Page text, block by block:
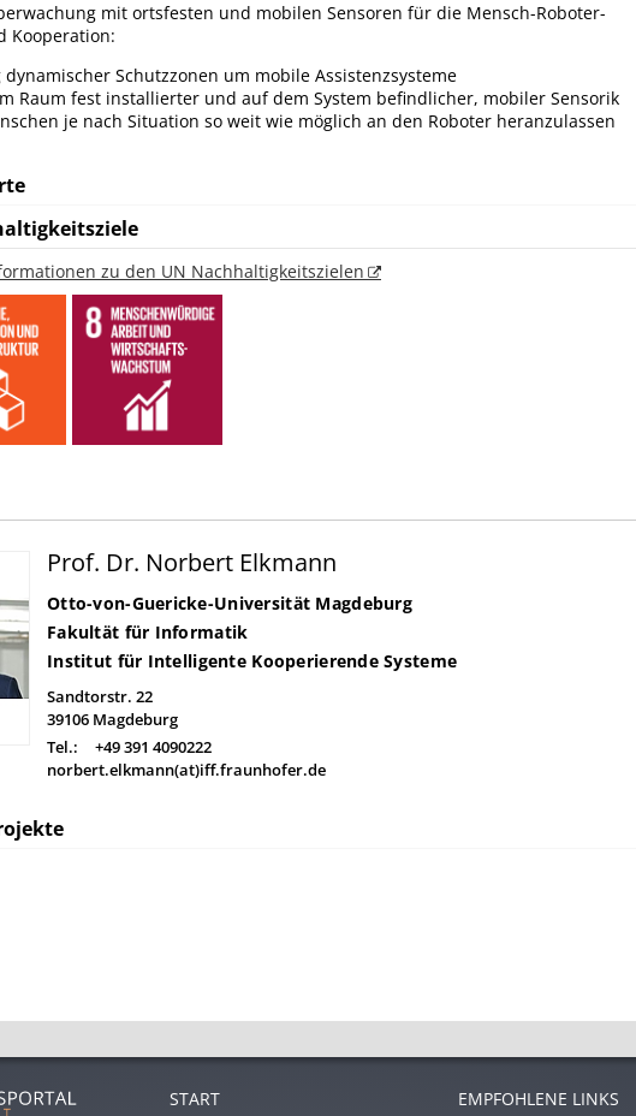
mit ortsfesten und mobilen Sensoren für die Mensch-Roboter-
Kooperation:
Schutzzonen um mobile Assistenzsysteme
Raum fest installierter und auf dem System befindlicher, mobiler Sensorik
je nach Situation so weit wie möglich an den Roboter heranzulassen
zu den UN Nachhaltigkeitszielen
Prof. Dr. Norbert Elkmann
Otto-von-Guericke-Universität Magdeburg
Fakultät für Informatik
Institut für Intelligente Kooperierende Systeme
Sandtorstr. 22
39106 Magdeburg
Tel.:
+49 391 4090222
norbert.elkmann(at)iff.fraunhofer.de
START EMPFOHLENE LINKS